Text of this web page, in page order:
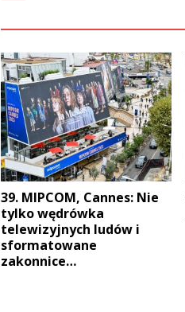
39. MIPCOM, Cannes: Nie
tylko wędrówka
telewizyjnych ludów i
sformatowane
zakonnice…